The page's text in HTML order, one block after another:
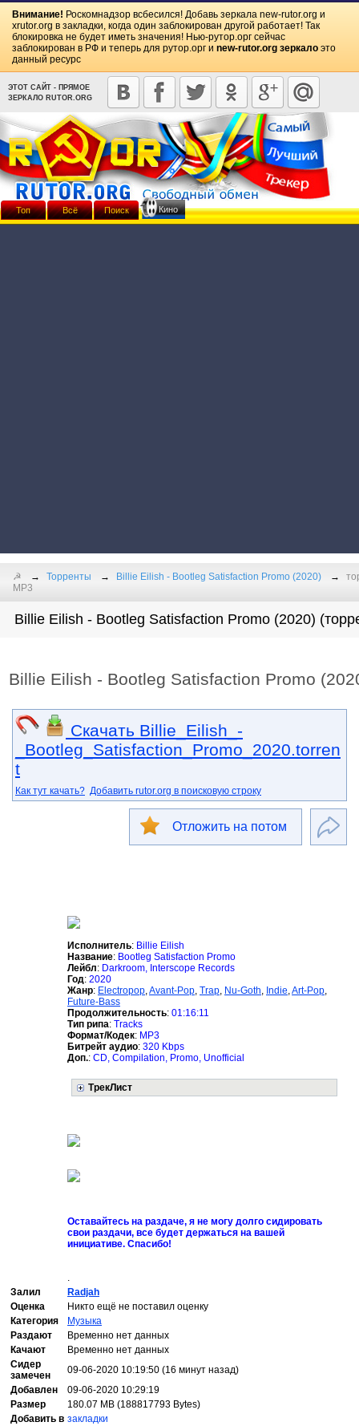
Внимание! Роскомнадзор всбесился! Добавь зеркала new-rutor.org и
xrutor.org в закладки, когда один заблокирован другой работает! Так
блокировка не будет иметь значения! Нью-рутор.орг сейчас
заблокирован в РФ и теперь для рутор.орг и new-rutor.org зеркало это
данный ресурс
ЭТОТ САЙТ - ПРЯМОЕ
ЗЕРКАЛО RUTOR.ORG
☭ Торренты Billie Eilish - Bootleg Satisfaction Promo (2020)
MP3
Billie Eilish - Bootleg Satisfaction Promo (2020)
Billie Eilish - Bootleg Satisfaction Promo
Скачать Billie_Eilish_-
_Bootleg_Satisfaction_Promo_2020.torren
t
Как тут качать? Добавить rutor.org в поисковую строку
Отложить на потом
Исполнитель: Billie Eilish
Название: Bootleg Satisfaction Promo
Лейбл: Darkroom, Interscope Records
Год: 2020
Жанр: Electropop,Avant-Pop, Trap, Nu-Goth, Indie,Art-Pop,
Future-Bass
Продолжительность: 01:16:11
Тип рипа: Tracks
Формат/Кодек: MP3
Битрейт аудио: 320 Kbps
Доп.: CD, Compilation, Promo, Unofficial
ТрекЛист
Оставайтесь на раздаче, я не могу долго сидировать
свои раздачи, все будет держаться на вашей
инициативе. Спасибо!
.
Залил
Radjah
Оценка
Никто ещё не поставил оценку
Категория
Музыка
Раздают
Временно нет данных
Качают
Временно нет данных
Сидер
замечен
09-06-2020 10:19:50 (16 минут назад)
Добавлен
09-06-2020 10:29:19
Размер
180.07 MB (188817793 Bytes)
Добавить в закладки